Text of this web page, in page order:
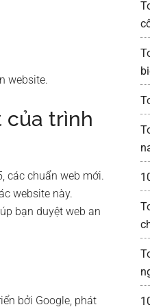
website.
của trình
các chuẩn web mới.
website này.
bạn duyệt web an
bởi Google, phát